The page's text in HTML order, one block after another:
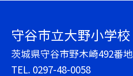
守谷市立大野小学校
茨城県守谷市野木崎492番地
TEL. 0297-48-0058